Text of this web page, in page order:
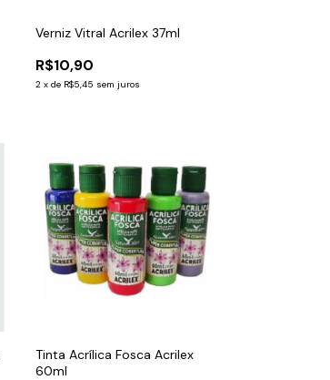
Verniz Vitral Acrilex 37ml
R$10,90
2 x de R$5,45 sem juros
Tinta Acrílica Fosca Acrilex
60ml